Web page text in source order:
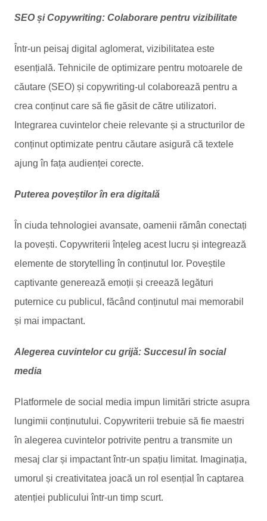
SEO și Copywriting: Colaborare pentru vizibilitate
Într-un peisaj digital aglomerat, vizibilitatea este
esențială. Tehnicile de optimizare pentru motoarele de
căutare (SEO) și copywriting-ul colaborează pentru a
crea conținut care să fie găsit de către utilizatori.
Integrarea cuvintelor cheie relevante și a structurilor de
conținut optimizate pentru căutare asigură că textele
ajung în fața audienței corecte.
Puterea poveștilor în era digitală
În ciuda tehnologiei avansate, oamenii rămân conectați
la povești. Copywriterii înțeleg acest lucru și integrează
elemente de storytelling în conținutul lor. Poveștile
captivante generează emoții și creează legături
puternice cu publicul, făcând conținutul mai memorabil
și mai impactant.
Alegerea cuvintelor cu grijă: Succesul în social
media
Platformele de social media impun limitări stricte asupra
lungimii conținutului. Copywriterii trebuie să fie maestri
în alegerea cuvintelor potrivite pentru a transmite un
mesaj clar și impactant într-un spațiu limitat. Imaginația,
umorul și creativitatea joacă un rol esențial în captarea
atenției publicului într-un timp scurt.